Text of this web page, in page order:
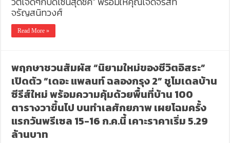
จรัญสนิทวงศ์
Read More »
พฤกษาชวนสัมผัส “นิยามใหม่ของชีวิตอิสระ”
เปิดตัว “เดอะ แพลนท์ ฉลองกรุง 2” ชูโมเดลบ้าน
ซีรีส์ใหม่ พร้อมความคุ้มด้วยพื้นที่บ้าน 100
ตารางวาขึ้นไป บนทำเลศักยภาพ เผยโฉมครั้ง
แรกวันพรีเซล 15-16 ก.ค.นี้ เคาะราคาเริ่ม 5.29
ล้านบาท